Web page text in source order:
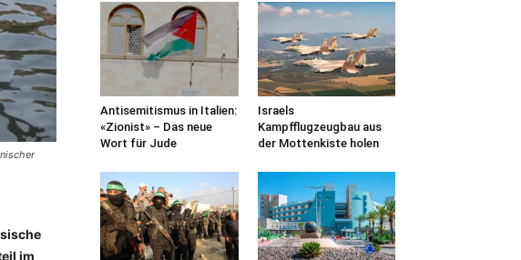
im
Antisemitismus in Italien:
«Zionist» – Das neue
Wort für Jude
Israels
Kampfflugzeugbau aus
der Mottenkiste holen